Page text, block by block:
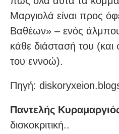
Μαργιολά είναι προς
Βαθέων» – ενός
κάθε διάστασή του (και
του εννοώ).
Πηγή:
Παντελής
δισκοκριτική..